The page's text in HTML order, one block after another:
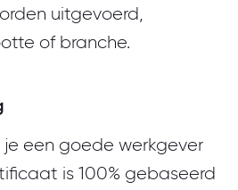
uitgevoerd,
of branche.
een goede werkgever
is 100% gebaseerd